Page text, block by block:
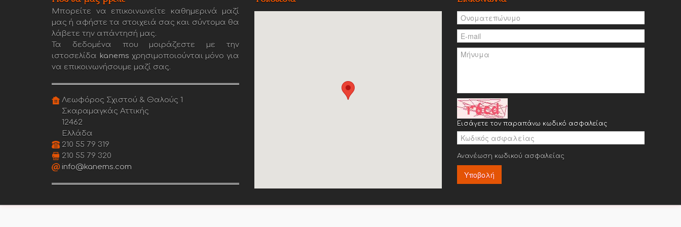
Μπορείτε να επικοινωνείτε καθημερινά μαζί
μας ή αφήστε τα στοιχειά σας και σύντομα θα
λάβετε την απάντησή μας.
Τα δεδομένα που μοιράζεστε με την
ιστοσελίδα kanems χρησιμοποιούνται μόνο για
να επικοινωνήσουμε μαζί σας.
Λεωφόρος Σχιστού & Θαλούς 1
Σκαραμαγκάς Αττικής
12462
Ελλάδα
210 55 79 319
210 55 79 320
info@kanems.com
Εισάγετε τον παραπάνω κωδικό ασφαλείας
Ανανέωση κωδικού ασφαλείας
Υποβολή